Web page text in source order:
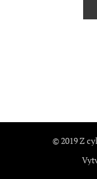
© 2019 Z